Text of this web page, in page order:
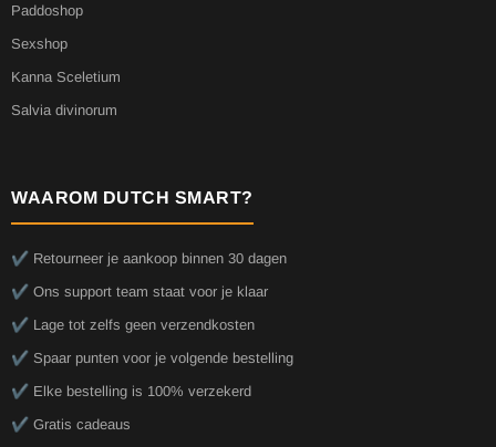
Paddoshop
Sexshop
Kanna Sceletium
Salvia divinorum
WAAROM DUTCH SMART?
✔️ Retourneer je aankoop binnen 30 dagen
✔️ Ons support team staat voor je klaar
✔️ Lage tot zelfs geen verzendkosten
✔️ Spaar punten voor je volgende bestelling
✔️ Elke bestelling is 100% verzekerd
✔️ Gratis cadeaus